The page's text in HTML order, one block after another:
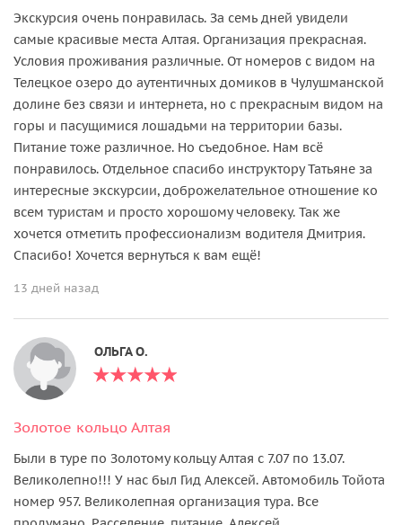
Экскурсия очень понравилась. За семь дней увидели
самые красивые места Алтая. Организация прекрасная.
Условия проживания различные. От номеров с видом на
Телецкое озеро до аутентичных домиков в Чулушманской
долине без связи и интернета, но с прекрасным видом на
горы и пасущимися лошадьми на территории базы.
Питание тоже различное. Но съедобное. Нам всё
понравилось. Отдельное спасибо инструктору Татьяне за
интересные экскурсии, доброжелательное отношение ко
всем туристам и просто хорошому человеку. Так же
хочется отметить профессионализм водителя Дмитрия.
Спасибо! Хочется вернуться к вам ещё!
13 дней назад
ОЛЬГА О.
Золотое кольцо Алтая
Были в туре по Золотому кольцу Алтая с 7.07 по 13.07.
Великолепно!!! У нас был Гид Алексей. Автомобиль Тойота
номер 957. Великолепная организация тура. Все